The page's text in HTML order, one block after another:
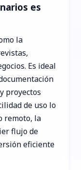
es
la
Es ideal
proyectos
de uso lo
remoto, la
flujo de
eficiente